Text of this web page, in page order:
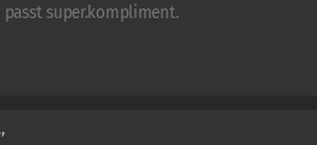
passt super.kompliment.